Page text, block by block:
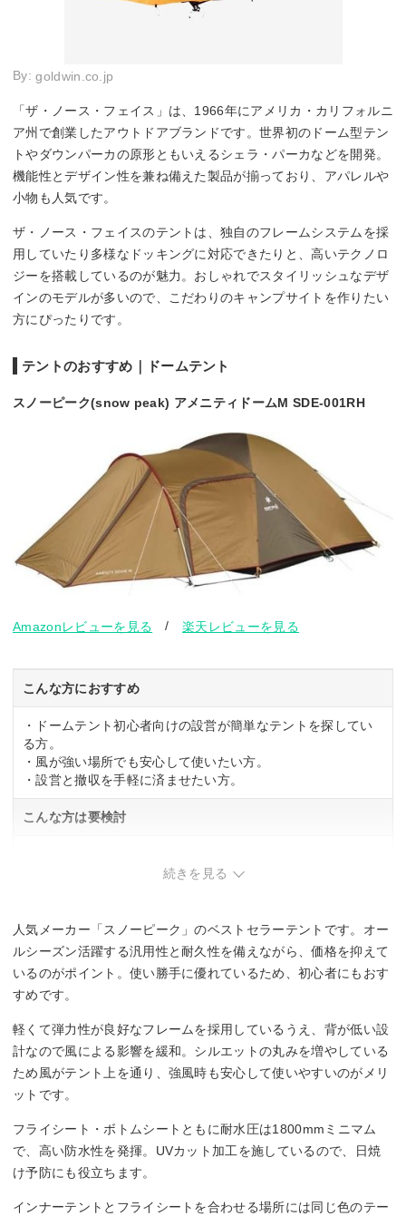
By:goldwin.co.jp
「ザ・ノース・フェイス」は、1966年にアメリカ・カリフォルニ
ア州で創業したアウトドアブランドです。世界初のドーム型テン
トやダウンパーカの原形ともいえるシェラ・パーカなどを開発。
機能性とデザイン性を兼ね備えた製品が揃っており、アパレルや
小物も人気です。
ザ・ノース・フェイスのテントは、独自のフレームシステムを採
用していたり多様なドッキングに対応できたりと、高いテクノロ
ジーを搭載しているのが魅力。おしゃれでスタイリッシュなデザ
インのモデルが多いので、こだわりのキャンプサイトを作りたい
方にぴったりです。
テントのおすすめ｜ドームテント
スノーピーク(snow peak) アメニティドームM SDE-001RH
Amazonレビューを見る /楽天レビューを見る
こんな方におすすめ
・ドームテント初心者向けの設営が簡単なテントを探してい
る方。
・風が強い場所でも安心して使いたい方。
・設営と撤収を手軽に済ませたい方。
こんな方は要検討
・高い天井空間を重視する方。
続きを見る
人気メーカー「スノーピーク」のベストセラーテントです。オー
ルシーズン活躍する汎用性と耐久性を備えながら、価格を抑えて
いるのがポイント。使い勝手に優れているため、初心者にもおす
すめです。
軽くて弾力性が良好なフレームを採用しているうえ、背が低い設
計なので風による影響を緩和。シルエットの丸みを増やしている
ため風がテント上を通り、強風時も安心して使いやすいのがメリ
ットです。
フライシート・ボトムシートともに耐水圧は1800mmミニマム
で、高い防水性を発揮。UVカット加工を施しているので、日焼
け予防にも役立ちます。
インナーテントとフライシートを合わせる場所には同じ色のテー